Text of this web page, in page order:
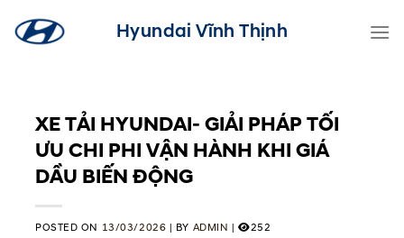
Hyundai Vĩnh Thịnh
XE TẢI HYUNDAI- GIẢI PHÁP TỐI
ƯU CHI PHI VẬN HÀNH KHI GIÁ
DẦU BIẾN ĐỘNG
POSTED ON 13/03/2026 BY ADMIN | 252